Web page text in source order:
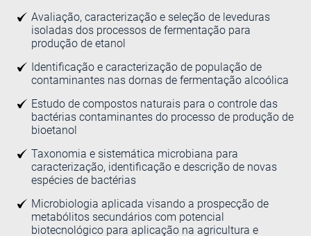
Avaliação, caracterização e seleção de leveduras
isoladas dos processos de fermentação para
produção de etanol
Identificação e caracterização de população de
contaminantes nas dornas de fermentação alcoólica
Estudo de compostos naturais para o controle das
bactérias contaminantes do processo de produção de
bioetanol
Taxonomia e sistemática microbiana para
caracterização, identificação e descrição de novas
espécies de bactérias
Microbiologia aplicada visando a prospecção de
metabólitos secundários com potencial
biotecnológico para aplicação na agricultura e